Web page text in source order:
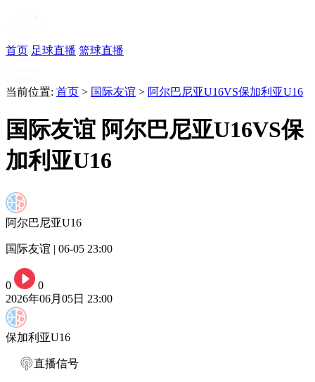
首页 足球直播 篮球直播
当前位置: 首页 > 国际友谊 > 阿尔巴尼亚U16VS保加利亚U16
国际友谊 阿尔巴尼亚U16VS保
加利亚U16
阿尔巴尼亚U16
国际友谊 | 06-05 23:00
0
0
2026年06月05日 23:00
保加利亚U16
直播信号